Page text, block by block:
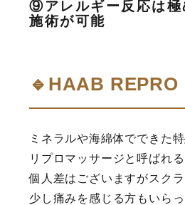
⑨アレルギー反応は極
施術が可能
🔹HAAB
ミネラルや海綿体でできた
リプロマッサージと呼ばれる
個人差はございますがスク
少し痛みを感じる方もいらっ